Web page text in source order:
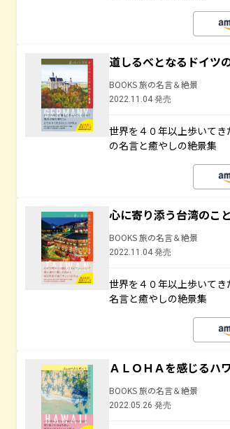
道しるべとなるドイツ
BOOKS 旅の名言＆絶景
2022.11.04 発売
世界を４０年以上歩いて
の名言と癒やしの絶景集
心に寄り添う台湾のこ
BOOKS 旅の名言＆絶景
2022.11.04 発売
世界を４０年以上歩いて
名言と癒やしの絶景集
ＡＬＯＨＡを感じるハ
BOOKS 旅の名言＆絶景
2022.05.26 発売